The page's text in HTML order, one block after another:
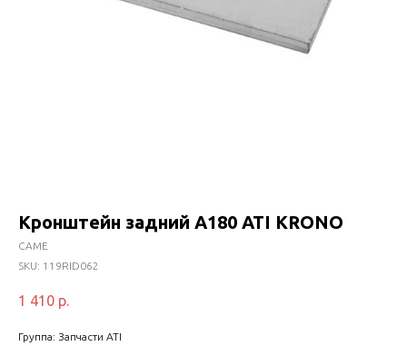
Кронштейн задний A180 ATI KRONO
CAME
SKU: 119RID062
1 410 р.
Группа: Запчасти ATI